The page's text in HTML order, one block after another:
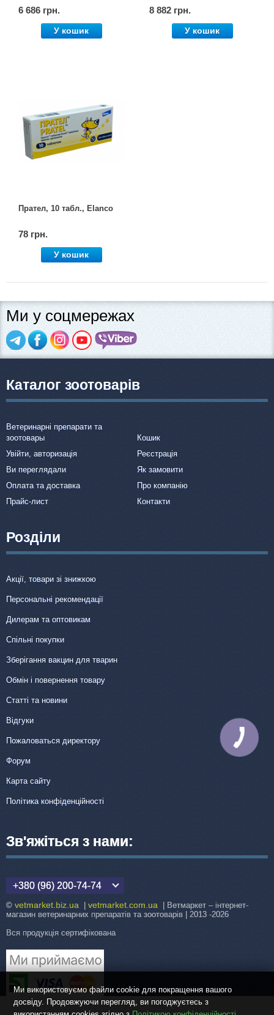
6 686 грн.
У кошик
8 882 грн.
У кошик
Прател, 10 табл., Elanco
78 грн.
У кошик
Ми у соцмережах
Каталог зоотоварів
Ветеринарні препарати та
зоотовары
Кошик
Увійти, авторизація
Реєстрація
Ви переглядали
Як замовити
Оплата та доставка
Про компанію
Прайс-лист
Контакти
Розділи
Акції, товари зі знижкою
Персональні рекомендації
Дилерам та оптовикам
Спільні покупки
Зберігання вакцин для тварин
Обмін і повернення товару
Статті та новини
Відгуки
Пожаловаться директору
Форум
Карта сайту
Політика конфіденційності
Зв'яжіться з нами:
+380 (96) 200-74-74
© vetmarket.biz.ua vetmarket.com.ua | Ветмаркет – інтернет-
магазин ветеринарних препаратів та зоотоварів | 2013 -2026
Вся продукція сертифікована
Ми використовуємо файли cookie для покращення вашого
досвіду. Продовжуючи перегляд, ви погоджуєтесь з
КНОПКА
ЗВ'ЯЗКУ